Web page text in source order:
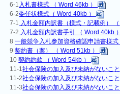
6-1 入札書様式 （ Word 46kb ）
6-2委任状様式（ Word 40kb ）
7-1 入札金額内訳書（様式・記載例）
7-2 入札金額内訳書手引 （ Word 40kb
8一般競争入札参加資格確認申請書様
9契約書（案） （ Word 51kb ）
10契約約款 （ Word 54kb ）
11-1社会保険の加入及び未納がないこ
11-2社会保険の加入及び未納がないこ
11-3社会保険の加入及び未納がないこ